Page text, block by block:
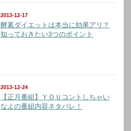
2013-12-17
酵素ダイエットは本当に効果アリ？
知っておきたい3つのポイント
2013-12-24
【正月番組】ＹＯＵコントしちゃい
なよの番組内容ネタバレ！